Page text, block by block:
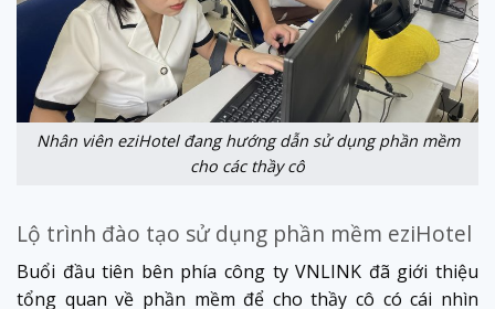
Nhân viên eziHotel đang hướng dẫn sử dụng phần mềm
cho các thầy cô
Lộ trình đào tạo sử dụng phần mềm eziHotel
Buổi đầu tiên bên phía công ty VNLINK đã giới thiệu
tổng quan về phần mềm để cho thầy cô có cái nhìn